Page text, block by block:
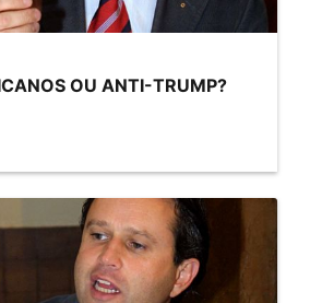
OU ANTI-TRUMP?